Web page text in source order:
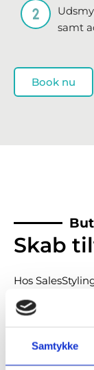
Samtykke
samt
Book nu
Skab
Hos
får din butik til
En effektiv
yderligere